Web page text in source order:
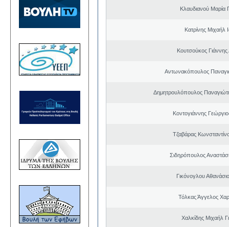
Κλαυδιανού Μαρία
Κατρίνης Μιχαήλ
Κουτσούκος Γιάννης
Αντωνακόπουλος
Δημητρουλόπουλος
Κοντογιάννης
Τζαβάρας
Σιδηρόπουλος
Γικόνογλου
Τόλκας Άγγελος
Χαλκίδης Μιχαήλ